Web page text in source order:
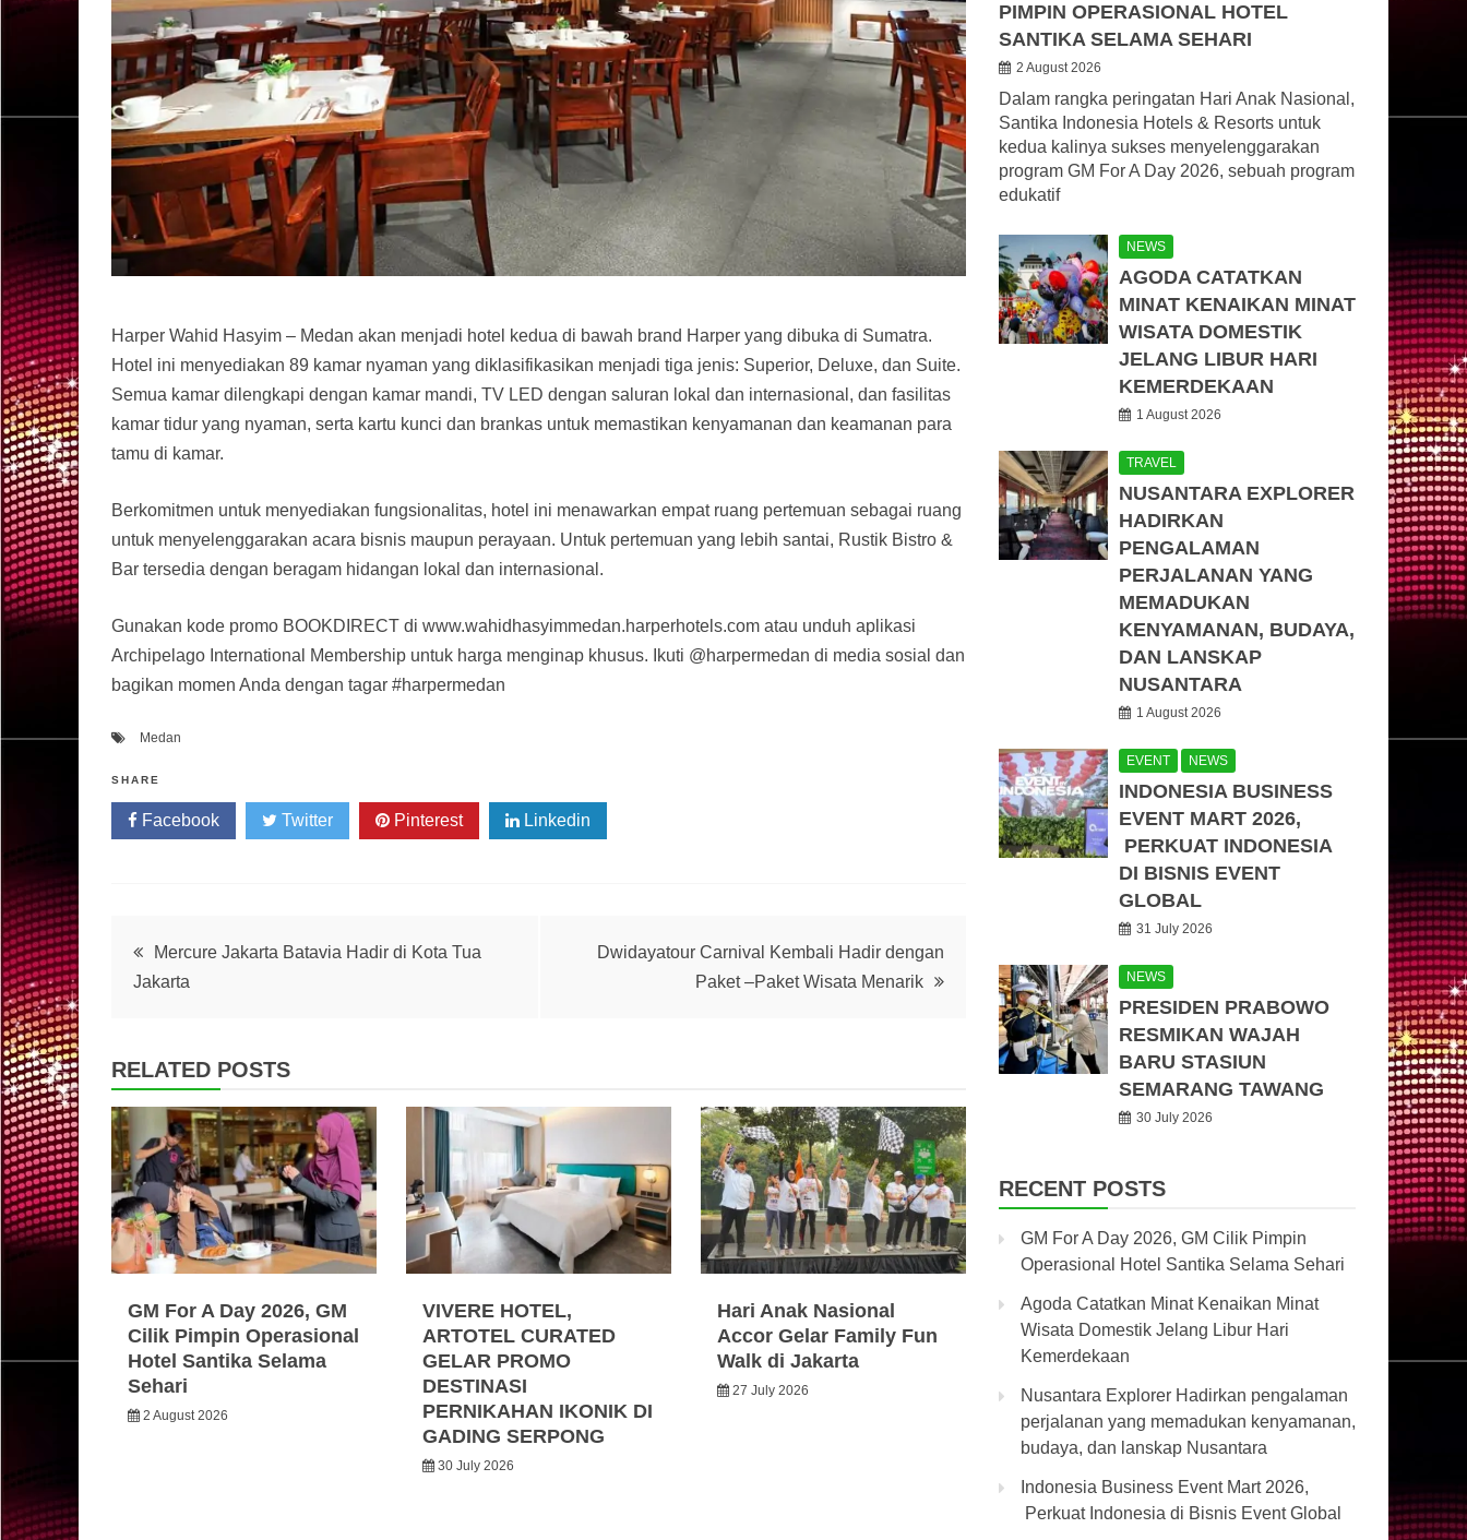
Harper Wahid Hasyim – Medan akan menjadi hotel kedua di bawah brand Harper yang dibuka di Sumatra.
Hotel ini menyediakan 89 kamar nyaman yang diklasifikasikan menjadi tiga jenis: Superior, Deluxe, dan Suite.
Semua kamar dilengkapi dengan kamar mandi, TV LED dengan saluran lokal dan internasional, dan fasilitas
kamar tidur yang nyaman, serta kartu kunci dan brankas untuk memastikan kenyamanan dan keamanan para
tamu di kamar.
Berkomitmen untuk menyediakan fungsionalitas, hotel ini menawarkan empat ruang pertemuan sebagai ruang
untuk menyelenggarakan acara bisnis maupun perayaan. Untuk pertemuan yang lebih santai, Rustik Bistro &
Bar tersedia dengan beragam hidangan lokal dan internasional.
Gunakan kode promo BOOKDIRECT di www.wahidhasyimmedan.harperhotels.com atau unduh aplikasi
Archipelago International Membership untuk harga menginap khusus. Ikuti @harpermedan di media sosial dan
bagikan momen Anda dengan tagar #harpermedan
Medan
SHARE
Facebook Twitter Pinterest Linkedin
PostMercure Jakarta Batavia Hadir di Kota Tua
Jakarta
Dwidayatour Carnival Kembali Hadir dengan
Paket –Paket Wisata Menarik
RELATED POSTS
GM For A Day 2026, GM
Cilik Pimpin Operasional
Hotel Santika Selama
Sehari
2 August 2026
VIVERE HOTEL,
ARTOTEL CURATED
GELAR PROMO
DESTINASI
PERNIKAHAN IKONIK DI
GADING SERPONG
30 July 2026
Hari Anak Nasional
Accor Gelar Family Fun
Walk di Jakarta
27 July 2026
PIMPIN OPERASIONAL HOTEL
SANTIKA SELAMA SEHARI
2 August 2026
Dalam rangka peringatan Hari Anak Nasional,
Santika Indonesia Hotels & Resorts untuk
kedua kalinya sukses menyelenggarakan
program GM For A Day 2026, sebuah program
edukatif
NEWS
AGODA CATATKAN
MINAT KENAIKAN MINAT
WISATA DOMESTIK
JELANG LIBUR HARI
KEMERDEKAAN
1 August 2026
TRAVEL
NUSANTARA EXPLORER
HADIRKAN
PENGALAMAN
PERJALANAN YANG
MEMADUKAN
KENYAMANAN, BUDAYA,
DAN LANSKAP
NUSANTARA
1 August 2026
EVENT NEWS
INDONESIA BUSINESS
EVENT MART 2026,
PERKUAT INDONESIA
DI BISNIS EVENT
GLOBAL
31 July 2026
NEWS
PRESIDEN PRABOWO
RESMIKAN WAJAH
BARU STASIUN
SEMARANG TAWANG
30 July 2026
RECENT POSTS
GM For A Day 2026, GM Cilik Pimpin
Operasional Hotel Santika Selama Sehari
Agoda Catatkan Minat Kenaikan Minat
Wisata Domestik Jelang Libur Hari
Kemerdekaan
Nusantara Explorer Hadirkan pengalaman
perjalanan yang memadukan kenyamanan,
budaya, dan lanskap Nusantara
Indonesia Business Event Mart 2026,
Perkuat Indonesia di Bisnis Event Global